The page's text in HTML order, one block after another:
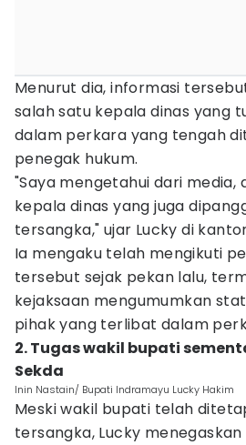
Menurut dia, informasi
salah satu kepala dinas yang
dalam perkara yang tengah
penegak hukum.
"Saya mengetahui dari media,
kepala dinas yang juga
tersangka," ujar Lucky di
Ia mengaku telah mengikuti
tersebut sejak pekan lalu,
kejaksaan mengumumkan
pihak yang terlibat dalam
2. Tugas wakil bupati
Sekda
Inin Nastain/ Bupati Indramayu Lucky Hakim
Meski wakil bupati telah
tersangka, Lucky